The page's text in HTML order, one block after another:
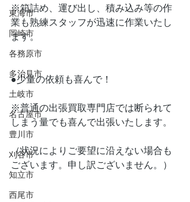
東海市
岡崎市
各務原市
多治見市
土岐市
名古屋市
豊川市
刈谷市
知立市
西尾市
※箱詰め、運び出し、積み込み等の作
業も熟練スタッフが迅速に作業いたし
ます。
●少量の依頼も喜んで！
※普通の出張買取専門店では断られて
しまう量でも喜んで出張いたします。
（状況によりご要望に沿えない場合も
ございます。申し訳ございません。）